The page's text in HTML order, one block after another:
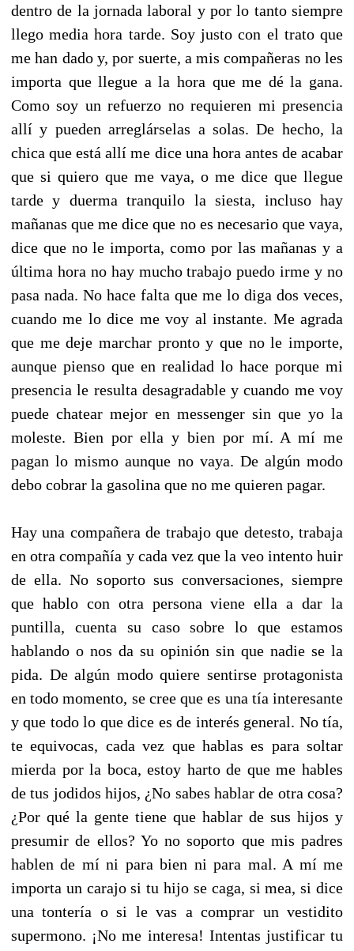
dentro de la jornada laboral y por lo tanto siempre
llego media hora tarde. Soy justo con el trato que
me han dado y, por suerte, a mis compañeras no les
importa que llegue a la hora que me dé la gana.
Como soy un refuerzo no requieren mi presencia
allí y pueden arreglárselas a solas. De hecho, la
chica que está allí me dice una hora antes de acabar
que si quiero que me vaya, o me dice que llegue
tarde y duerma tranquilo la siesta, incluso hay
mañanas que me dice que no es necesario que vaya,
dice que no le importa, como por las mañanas y a
última hora no hay mucho trabajo puedo irme y no
pasa nada. No hace falta que me lo diga dos veces,
cuando me lo dice me voy al instante. Me agrada
que me deje marchar pronto y que no le importe,
aunque pienso que en realidad lo hace porque mi
presencia le resulta desagradable y cuando me voy
puede chatear mejor en messenger sin que yo la
moleste. Bien por ella y bien por mí. A mí me
pagan lo mismo aunque no vaya. De algún modo
debo cobrar la gasolina que no me quieren pagar.
Hay una compañera de trabajo que detesto, trabaja
en otra compañía y cada vez que la veo intento huir
de ella. No soporto sus conversaciones, siempre
que hablo con otra persona viene ella a dar la
puntilla, cuenta su caso sobre lo que estamos
hablando o nos da su opinión sin que nadie se la
pida. De algún modo quiere sentirse protagonista
en todo momento, se cree que es una tía interesante
y que todo lo que dice es de interés general. No tía,
te equivocas, cada vez que hablas es para soltar
mierda por la boca, estoy harto de que me hables
de tus jodidos hijos, ¿No sabes hablar de otra cosa?
¿Por qué la gente tiene que hablar de sus hijos y
presumir de ellos? Yo no soporto que mis padres
hablen de mí ni para bien ni para mal. A mí me
importa un carajo si tu hijo se caga, si mea, si dice
una tontería o si le vas a comprar un vestidito
supermono. ¡No me interesa! Intentas justificar tu